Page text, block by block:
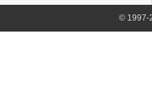
©1997-